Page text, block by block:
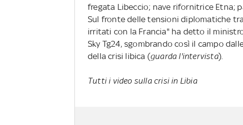
fregata Libeccio; nave rifornitrice Etna;
Sul fronte delle tensioni diplomatiche
irritati con la Francia" ha detto il
Sky Tg24, sgombrando così il campo
della crisi libica (guarda l'intervista).
Tutti i video sulla crisi in Libia